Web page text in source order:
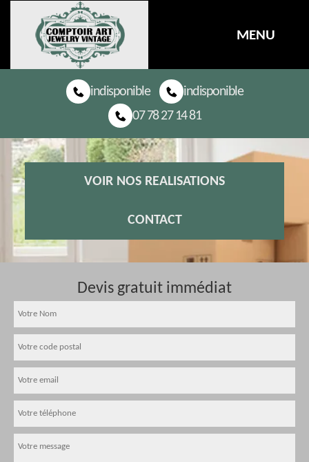
MENU
indisponible
indisponible
07 78 27 14 81
VOIR NOS REALISATIONS
CONTACT
Devis gratuit immédiat